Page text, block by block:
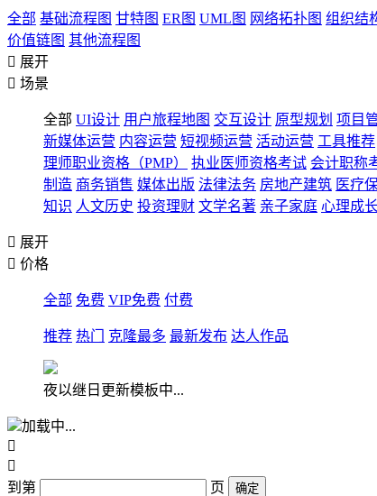
全部 基础流程图 甘特图 ER图 UML图 网络拓扑图 组织结
价值链图 其他流程图
 展开
 场景
全部 UI设计 用户旅程地图 交互设计 原型规划 项目
新媒体运营 内容运营 短视频运营 活动运营 工具推荐
理师职业资格（PMP）
执业医师资格考试 会计职称
制造 商务销售 媒体出版 法律法务 房地产建筑 医疗
知识 人文历史 投资理财 文学名著 亲子家庭 心理成
 展开
 价格
全部 免费 VIP免费 付费
推荐 热门 克隆最多 最新发布 达人作品
夜以继日更新模板中...
加载中...


到第
页 确定